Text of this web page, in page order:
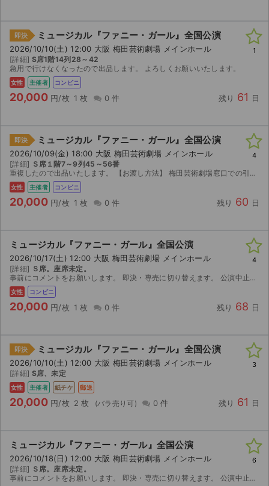
即決 ミュージカル『ファニー・ガール』全国公演
2026/10/10(土) 12:00 大阪 梅田芸術劇場 メインホール
[詳細] S席1階14列28～42
急用で行けなくなったので出品します。 よろしくお願いいたします。
女性 主催者 コンビニ
20,000 円/枚 1 枚 0 件 残り 61 日
1
即決 ミュージカル『ファニー・ガール』全国公演
2026/10/09(金) 18:00 大阪 梅田芸術劇場 メインホール
[詳細] Ｓ席１階7～9列45～56番
重複したので出品いたします。 【お渡し方法】 梅田芸術劇場窓口での引換番号を取引連絡にてお送りします。 【注意事項】 公演が中止となった場合のみ、手数料を差し引いた金額を返金いたします。...
女性 主催者 コンビニ
20,000 円/枚 1 枚 0 件 残り 60 日
4
ミュージカル『ファニー・ガール』全国公演
2026/10/17(土) 12:00 大阪 梅田芸術劇場 メインホール
[詳細] Ｓ席。座席未定。
事前にコメントをお願いします。 即決・専売に切り替えます。 公演中止の際のみ、チケット返送後に、送料・手数料を引いた金額をお返し致します。
女性 コンビニ
20,000 円/枚 1 枚 0 件 残り 68 日
4
即決 ミュージカル『ファニー・ガール』全国公演
2026/10/10(土) 12:00 大阪 梅田芸術劇場 メインホール
[詳細] S席、未定
女性 主催者 紙チケ 郵送
20,000 円/枚 2 枚 0 件 残り 61 日
3
ミュージカル『ファニー・ガール』全国公演
2026/10/18(日) 12:00 大阪 梅田芸術劇場 メインホール
[詳細] Ｓ席。座席未定。
事前にコメントをお願いします。 即決・専売に切り替えます。 公演中止の際のみ、チケット返送後に、送料・手数料を引いた金額をお返し致します。
6